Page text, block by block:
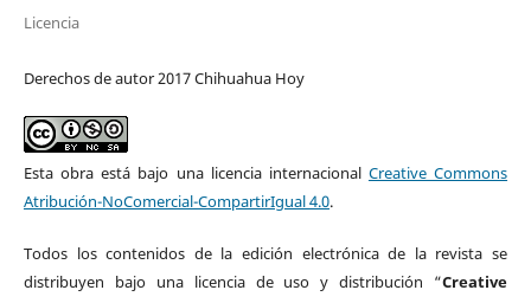
Licencia
Derechos de autor 2017 Chihuahua Hoy
Esta obra está bajo una licencia internacional Creative Commons
Atribución-NoComercial-CompartirIgual 4.0.
Todos los contenidos de la edición electrónica de la revista se
distribuyen bajo una licencia de uso y distribución “Creative